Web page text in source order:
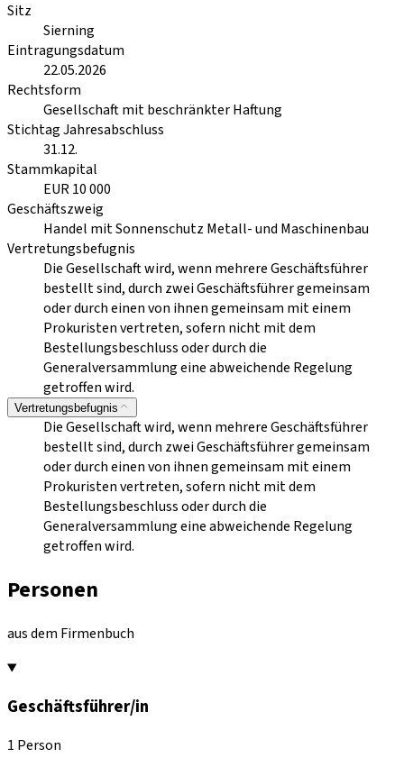
Sitz
Sierning
Eintragungsdatum
22.05.2026
Rechtsform
Gesellschaft mit beschränkter Haftung
Stichtag Jahresabschluss
31.12.
Stammkapital
EUR 10 000
Geschäftszweig
Handel mit Sonnenschutz Metall- und Maschinenbau
Vertretungsbefugnis
Die Gesellschaft wird, wenn mehrere Geschäftsführer
bestellt sind, durch zwei Geschäftsführer gemeinsam
oder durch einen von ihnen gemeinsam mit einem
Prokuristen vertreten, sofern nicht mit dem
Bestellungsbeschluss oder durch die
Generalversammlung eine abweichende Regelung
getroffen wird.
Vertretungsbefugnis
Die Gesellschaft wird, wenn mehrere Geschäftsführer
bestellt sind, durch zwei Geschäftsführer gemeinsam
oder durch einen von ihnen gemeinsam mit einem
Prokuristen vertreten, sofern nicht mit dem
Bestellungsbeschluss oder durch die
Generalversammlung eine abweichende Regelung
getroffen wird.
Personen
aus dem Firmenbuch
Geschäftsführer/in
1 Person